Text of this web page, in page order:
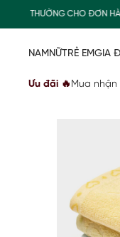
THƯỜNG CHO ĐƠN
NAMNỮTRẺ EMGIA
Ưu đãi 🔥 Mua